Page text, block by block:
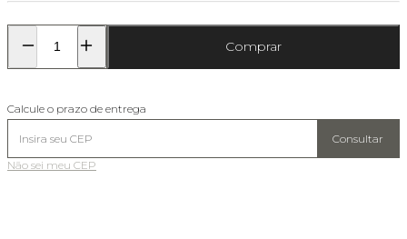
Comprar
Calcule o prazo de entrega
Consultar
Não sei meu CEP